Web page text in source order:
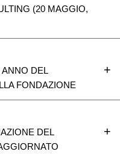
(20 MAGGIO,
DEL
FONDAZIONE
DEL